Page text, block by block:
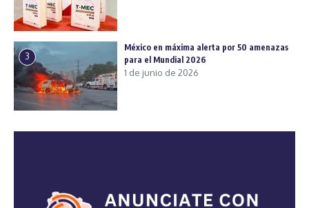
3
México en máxima alerta por 50 amenazas
para el Mundial 2026
1 de junio de 2026